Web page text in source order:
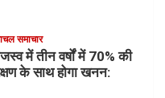
समाचार
में तीन वर्षों में 70% की
के साथ होगा खनन: